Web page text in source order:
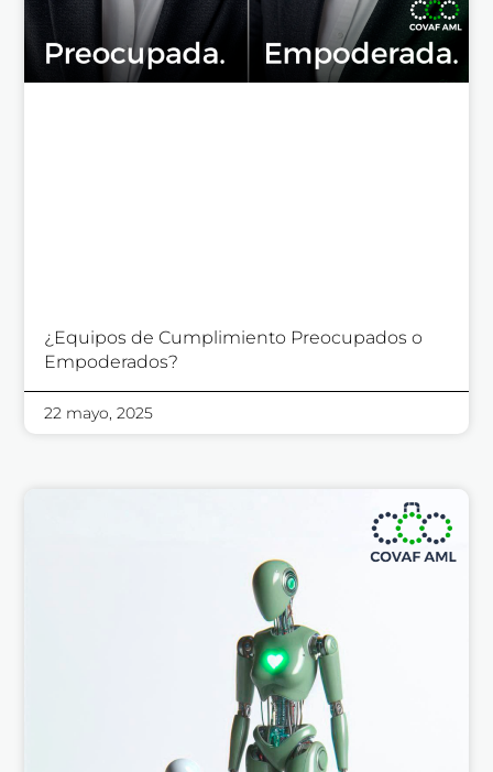
¿Equipos de Cumplimiento Preocupados o
Empoderados?
22 mayo, 2025